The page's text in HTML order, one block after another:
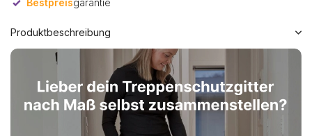
Produktbeschreibung